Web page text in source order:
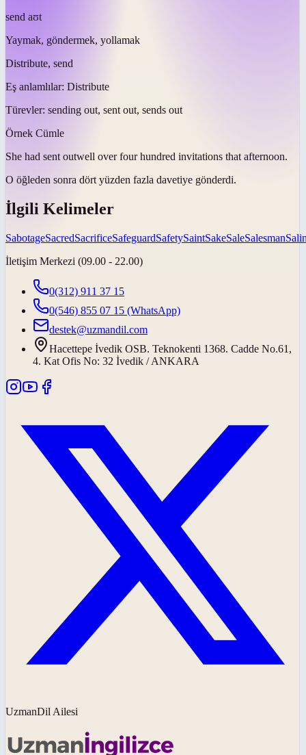
send aʊt
Yaymak, göndermek, yollamak
Distribute, send
Eş anlamlılar: Distribute
Türevler: sending out, sent out, sends out
Örnek Cümle
She had sent outwell over four hundred invitations that afternoon.
O öğleden sonra dört yüzden fazla davetiye gönderdi.
İlgili Kelimeler
SabotageSacredSacrificeSafeguardSafetySaintSakeSaleSalesman
İletişim Merkezi (09.00 - 22.00)
0(312) 911 37 15
0(546) 855 07 15 (WhatsApp)
destek@uzmandil.com
Hacettepe İvedik OSB. Teknokenti 1368. Cadde No.61,
4. Kat Ofis No: 32 İvedik / ANKARA
UzmanDil Ailesi